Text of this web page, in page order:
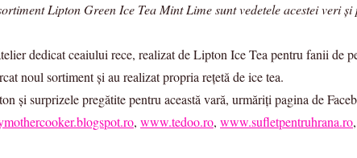
Lipton Green Ice Tea Mint Lime sunt vedetele acestei veri și
dedicat ceaiului rece, realizat de Lipton Ice Tea pentru fanii de
noul sortiment și au realizat propria rețetă de ice tea.
și surprizele pregătite pentru această vară, urmăriți pagina de
, www.tedoo.ro, www.sufletpentruhrana.ro,